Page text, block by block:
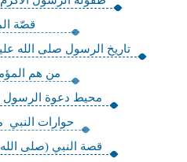
قصّة
تاريخ الرسول صلى الله
من هم
محيط دعوة الرسول
حوارات النبي
قصة النبي (صلى الله